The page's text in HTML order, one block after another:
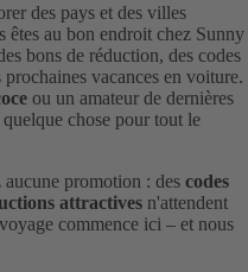
des pays et des villes
êtes au bon endroit chez Sunny
bons de réduction, des codes
vacances en voiture.
ou un amateur de dernières
chose pour tout le
aucune promotion : des codes
attractives n'attendent
commence ici – et nous